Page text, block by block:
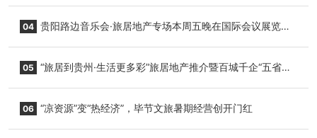
04 贵阳路边音乐会·旅居地产专场本周五晚在国际会议展览中
05 “旅居到贵州·生活更多彩”旅居地产推介暨百城千企“五省
06 “凉资源”变“热经济”，毕节文旅暑期经营创开门红